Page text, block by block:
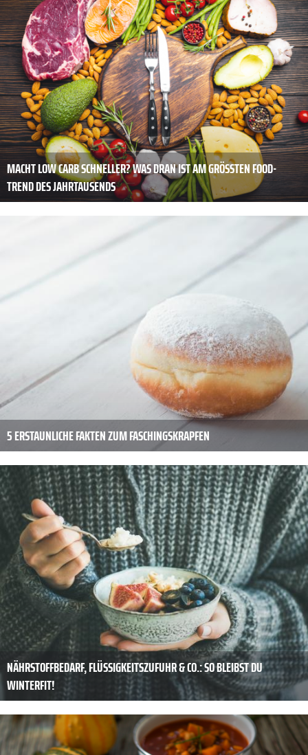
MACHT LOW CARB SCHNELLER? WAS DRAN IST AM GRÖSSTEN FOOD-T
REND DES JAHRTAUSENDS
5 ERSTAUNLICHE FAKTEN ZUM FASCHINGSKRAPFEN
NÄHRSTOFFBEDARF, FLÜSSIGKEITSZUFUHR & CO.: SO BLEIBST DU
WINTERFIT!